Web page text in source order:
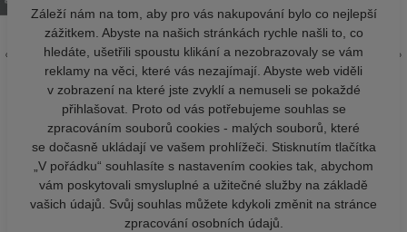
Záleží nám na tom, aby pro vás nakupování bylo co nejlepší
zážitkem. Abyste na našich stránkách rychle našli to, co
hledáte, ušetřili spoustu klikání a nezobrazovaly se vám
reklamy na věci, které vás nezajímají. Abyste web viděli
v zobrazení na které jste zvyklí a nemuseli se pokaždé
přihlašovat. Proto od vás potřebujeme souhlas se
zpracováním souborů cookies - malých souborů, které
se dočasně ukládají ve vašem prohlížeči. Stisknutím tlačítka
„V pořádku“ souhlasíte s nastavením cookies tak, abychom
vám poskytovali smysluplné a užitečné služby na základě
vašich údajů. Svůj souhlas můžete kdykoli změnit na stránce
zpracování osobních údajů.